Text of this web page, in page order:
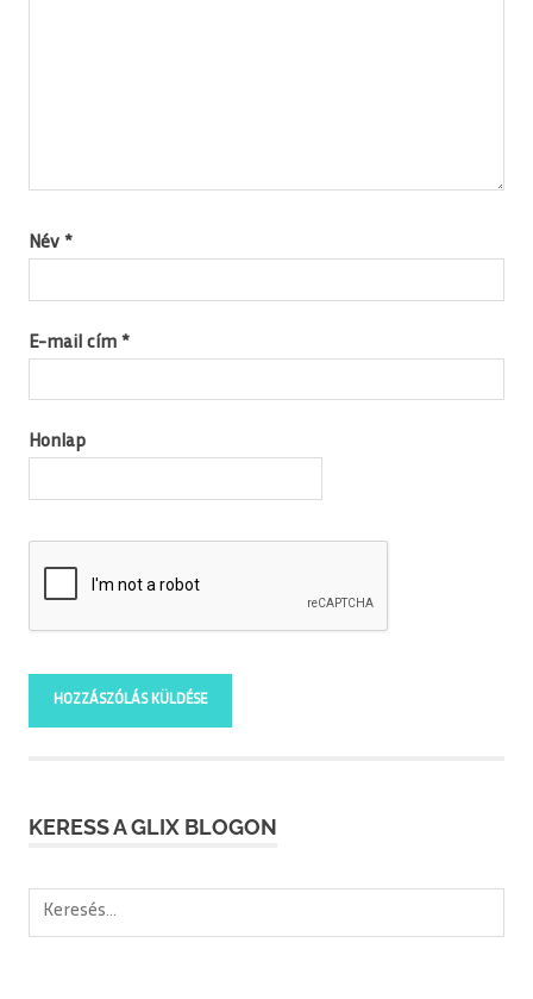
Név *
E-mail cím *
Honlap
KERESS A GLIX BLOGON
Keresés: